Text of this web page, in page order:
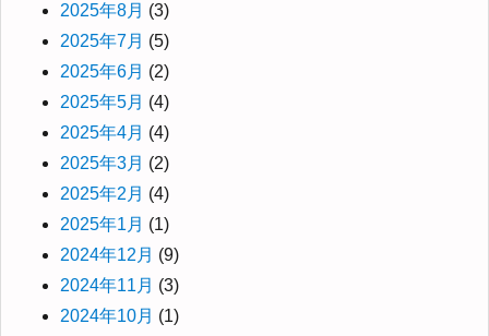
2025年8月 (3)
2025年7月 (5)
2025年6月 (2)
2025年5月 (4)
2025年4月 (4)
2025年3月 (2)
2025年2月 (4)
2025年1月 (1)
2024年12月 (9)
2024年11月 (3)
2024年10月 (1)